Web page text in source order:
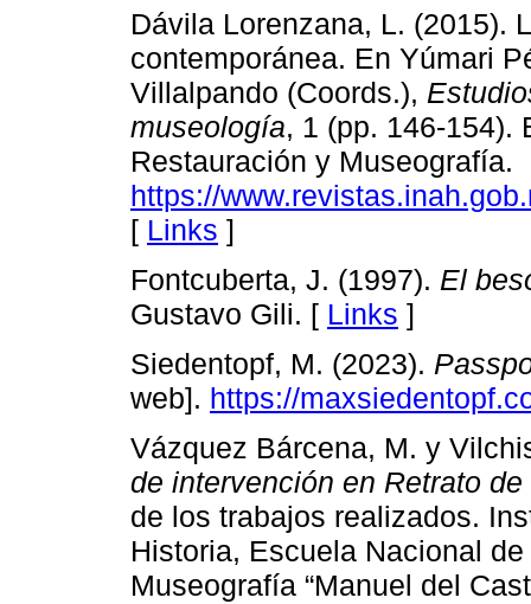
Dávila Lorenzana, L. (2015).
contemporánea. En Yúmari
Villalpando (Coords.),
museología, 1 (pp. 146-154).
Restauración y Museografía.
https://
[ Links ]
Fontcuberta, J. (1997). El
Gustavo Gili. [ Links ]
Siedentopf, M. (2023).
web]. https://
Vázquez Bárcena, M. y
de intervención en Retrato
de los trabajos realizados.
Historia, Escuela Nacional
Museografía “Manuel del